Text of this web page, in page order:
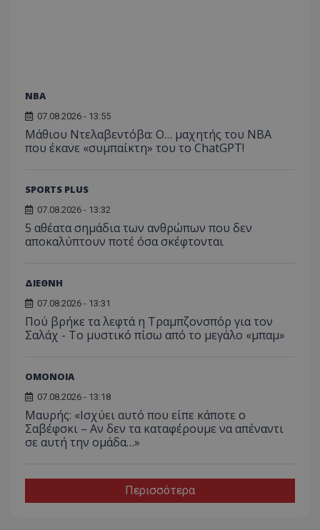
NBA
07.08.2026 - 13:55
Μάθιου Ντελαβεντόβα: Ο… μαχητής του NBA
που έκανε «συμπαίκτη» του το ChatGPT!
SPORTS PLUS
07.08.2026 - 13:32
5 αθέατα σημάδια των ανθρώπων που δεν
αποκαλύπτουν ποτέ όσα σκέφτονται
ΔΙΕΘΝΗ
07.08.2026 - 13:31
Πού βρήκε τα λεφτά η Τραμπζονσπόρ για τον
Σαλάχ - Το μυστικό πίσω από το μεγάλο «μπαμ»
ΟΜΟΝΟΙΑ
07.08.2026 - 13:18
Μαυρής: «Ισχύει αυτό που είπε κάποτε ο
Σαβέφσκι – Αν δεν τα καταφέρουμε να απέναντι
σε αυτή την ομάδα…»
Περισσότερα